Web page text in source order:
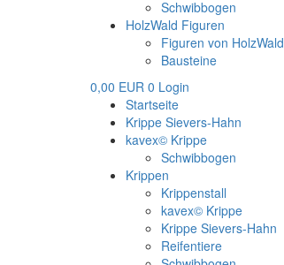
Schwibbogen
HolzWald Figuren
Figuren von HolzWald
Bausteine
0,00 EUR 0 Login
Startseite
Krippe Sievers-Hahn
kavex© Krippe
Schwibbogen
Krippen
Krippenstall
kavex© Krippe
Krippe Sievers-Hahn
Reifentiere